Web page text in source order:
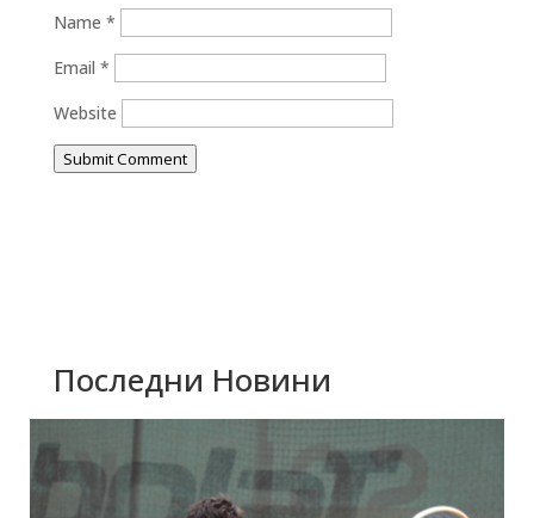
Name *
Email *
Website
Submit Comment
Последни Новини